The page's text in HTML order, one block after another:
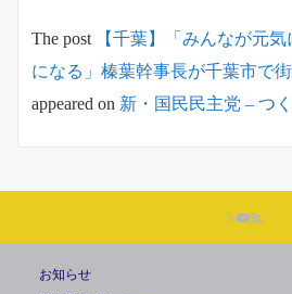
The post
【千葉】「みんなが元
になる」榛葉幹事長が千葉市で
appeared on 新・国民民主党 – つ
お知らせ